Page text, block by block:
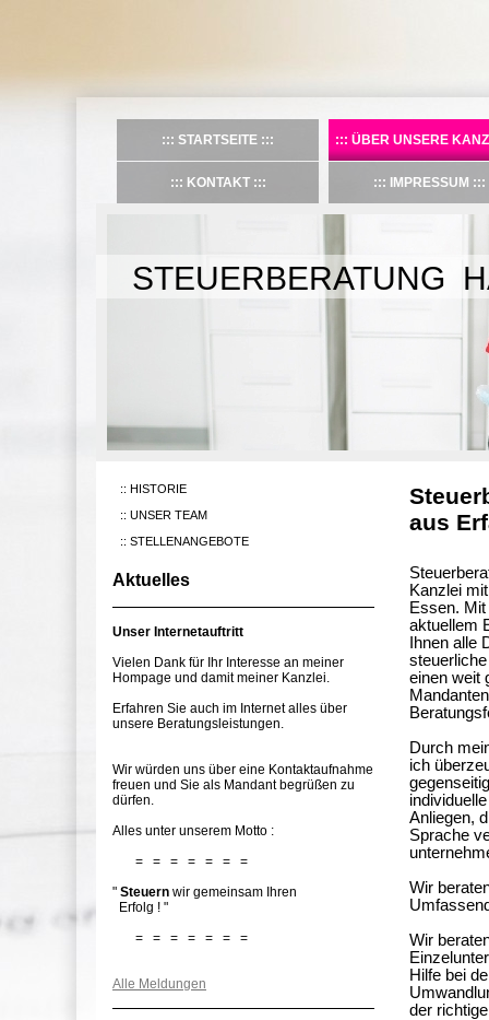
STARTSEITE ÜBER UNSERE
KONTAKT IMPRESSUM
STEUERBERATUNG
aus
Kanzlei
Essen.
aktuellem
Ihnen alle
einen weit
Durch
ich
Anliegen,
Sprache
Wir
Wir
Hilfe bei
der
HISTORIE
UNSER TEAM
STELLENANGEBOTE
Aktuelles
Unser Internetauftritt
Vielen Dank für Ihr Interesse an meiner
Hompage und damit meiner Kanzlei.
Erfahren Sie auch im Internet alles über
unsere Beratungsleistungen.
Wir würden uns über eine Kontaktaufnahme
freuen und Sie als Mandant begrüßen zu
dürfen.
Alles unter unserem Motto :
= = = = = = =
" Steuern wir gemeinsam Ihren
Erfolg ! "
= = = = = = =
Alle Meldungen